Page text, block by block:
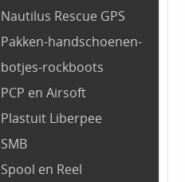
Nautilus Rescue GPS
Pakken-handschoenen-
botjes-rockboots
PCP en Airsoft
Plastuit Liberpee
SMB
Spool en Reel